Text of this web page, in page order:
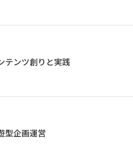
テンツ創りと実践
型企画運営